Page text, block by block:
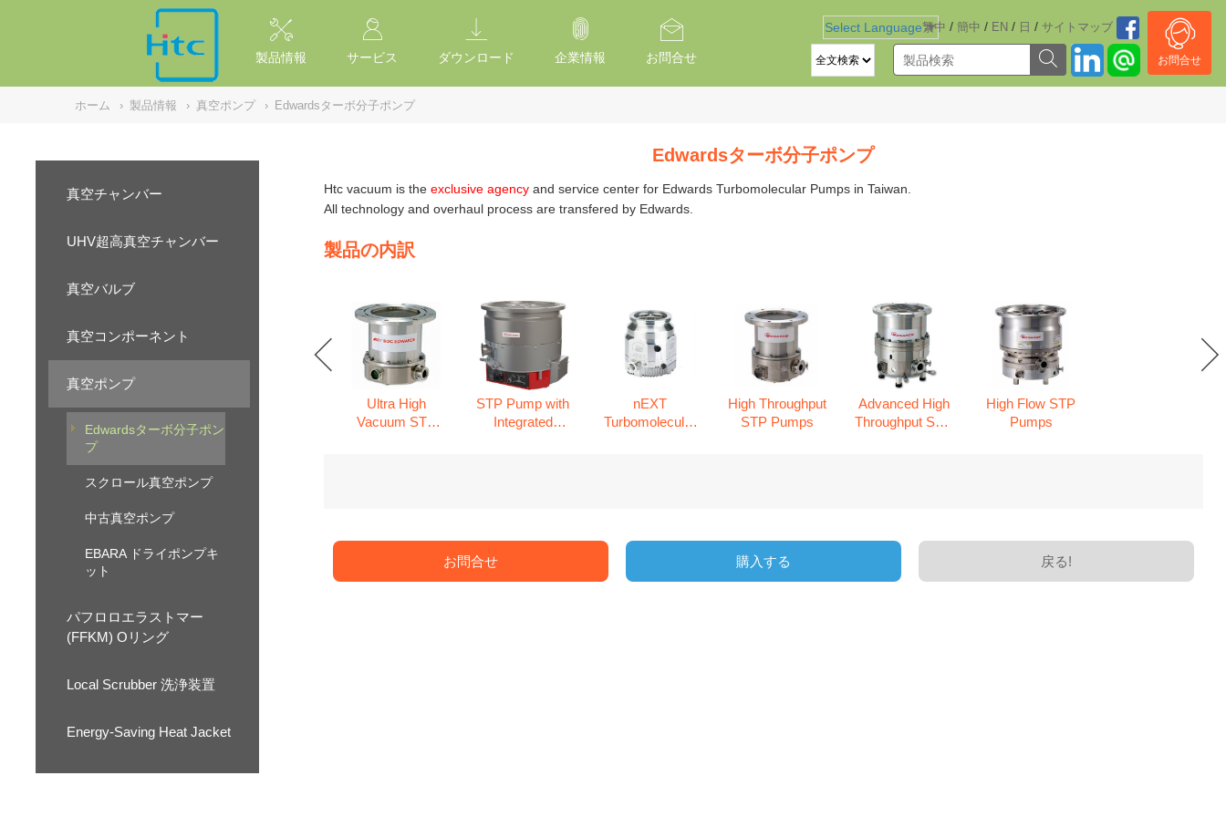
繁中 / 簡中 / EN / 日 / サイトマッブ
Select Language ▼
お問合せ
製品情報 サービス ダウンロード 企業情報 お問合せ
ホーム › 製品情報 › 真空ポンプ › Edwardsターボ分子ポンプ
真空チャンバー
UHV超高真空チャンバー
真空バルブ
真空コンポーネント
真空ポンプ
Edwardsターボ分子ポン
プ
スクロール真空ポンプ
中古真空ポンプ
EBARA ドライポンプキ
ット
パフロロエラストマー
(FFKM) Oリング
Local Scrubber 洗浄装置
Energy-Saving Heat Jacket
Edwardsターボ分子ポンプ
Htc vacuum is the exclusive agencyand service center for Edwards Turbomolecular Pumps in Taiwan.
All technology and overhaul process are transfered by Edwards.
製品の内訳
Ultra High
Vacuum STP
STP Pump with
Integrated
nEXT
Turbomolecular
High Throughput
STP Pumps
Advanced High
Throughput STP
High Flow STP
Pumps
お問合せ 購入する 戻る!